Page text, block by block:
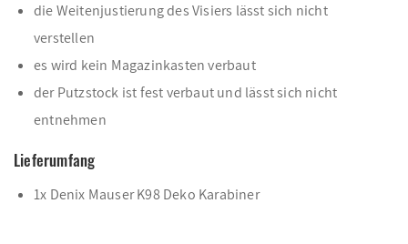
die Weitenjustierung des Visiers lässt sich nicht
verstellen
es wird kein Magazinkasten verbaut
der Putzstock ist fest verbaut und lässt sich nicht
entnehmen
Lieferumfang
1x Denix Mauser K98 Deko Karabiner